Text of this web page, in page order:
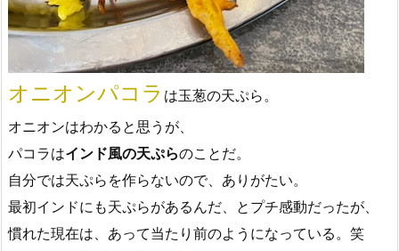
オニオンパコラ は玉葱の天ぷら。
オニオンはわかると思うが、
パコラはインド風の天ぷらのことだ。
自分では天ぷらを作らないので、ありがたい。
最初インドにも天ぷらがあるんだ、とプチ感動だったが、
慣れた現在は、あって当たり前のようになっている。笑